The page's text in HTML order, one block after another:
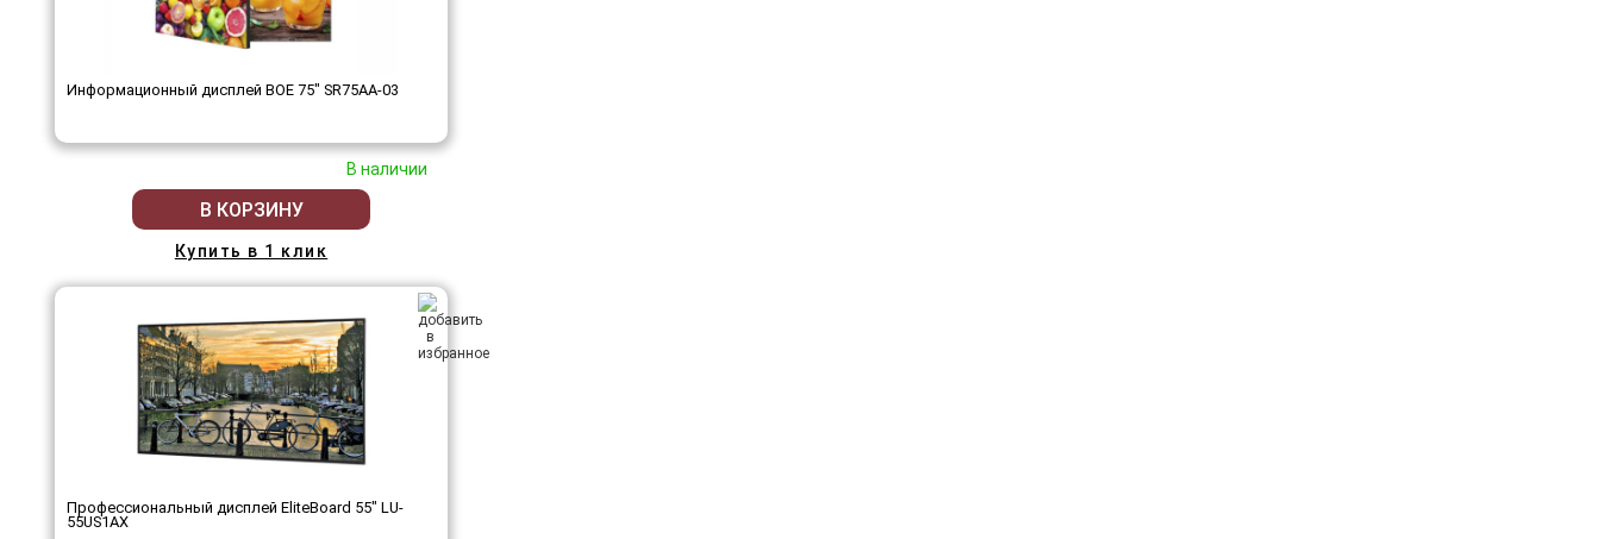
Информационный дисплей BOE 75" SR75AA-03
В наличии
В КОРЗИНУ
Купить в 1 клик
Профессиональный дисплей EliteBoard 55" LU-
55US1AX